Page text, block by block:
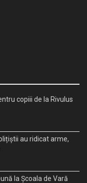
copiii de la Rivulus
au ridicat arme,
la Școala de Vară